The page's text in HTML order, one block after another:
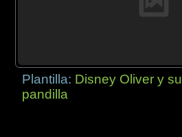
Plantilla: Disney Oliver y su
pandilla